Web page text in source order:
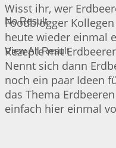
No Result
View All Result
Wisst ihr, wer
Foodblogger
heute wieder einmal
Rezepte mit
Nennt sich dann
noch ein paar Ideen
das Thema
einfach hier einmal